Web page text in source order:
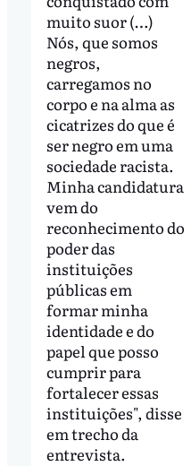
muito suor (…)
Nós, que somos
negros,
carregamos no
corpo e na alma as
cicatrizes do que é
ser negro em uma
sociedade racista.
Minha candidatura
vem do
reconhecimento do
poder das
instituições
públicas em
formar minha
identidade e do
papel que posso
cumprir para
fortalecer essas
instituições", disse
em trecho da
entrevista.